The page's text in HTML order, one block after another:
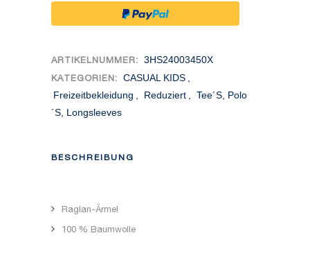
ARTIKELNUMMER: 3HS24003450X
KATEGORIEN: CASUAL KIDS
Freizeitbekleidung
Reduziert
Tee´s, Polo
´s, Longsleeves
BESCHREIBUNG
Raglan-Ärmel
100 % Baumwolle